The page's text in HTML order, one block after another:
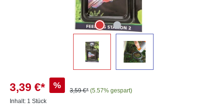
3,39 €* %
3,59 €* (5.57% gespart)
Inhalt: 1 Stück